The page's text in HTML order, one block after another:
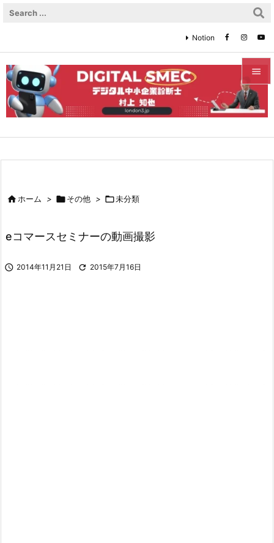


メニュ

Notion
ホーム > その他 > 未分類
eコマースセミナーの動画撮影
 2014年11月21日  2015年7月16日